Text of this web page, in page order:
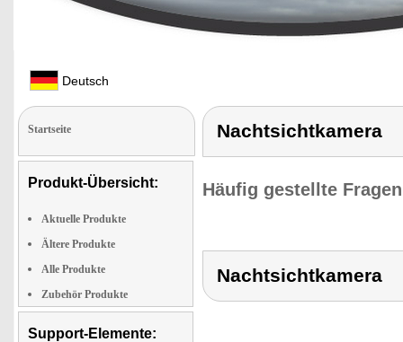
Deutsch
Startseite
Produkt-Übersicht:
Aktuelle Produkte
Ältere Produkte
Alle Produkte
Zubehör Produkte
Support-Elemente:
Nachtsichtkamera
Häufig gestellte
Nachtsichtkamera